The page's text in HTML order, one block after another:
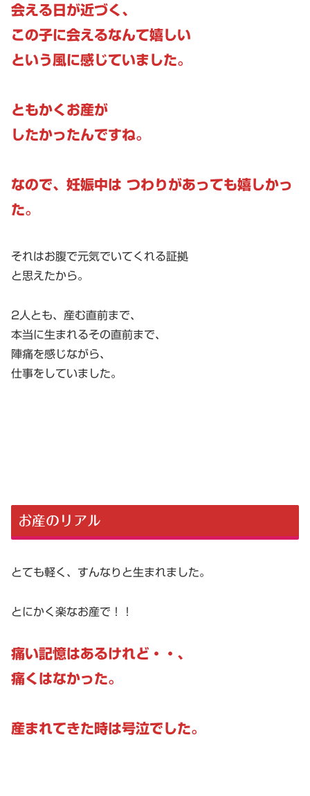
会える日が近づく、
この子に会えるなんて嬉しい
という風に感じていました。
ともかくお産が
したかったんですね。
なので、妊娠中は つわりがあっても嬉しかっ
た。
それはお腹で元気でいてくれる証拠
と思えたから。
2人とも、産む直前まで、
本当に生まれるその直前まで、
陣痛を感じながら、
仕事をしていました。
お産のリアル
とても軽く、すんなりと生まれました。
とにかく楽なお産で！！
痛い記憶はあるけれど・・、
痛くはなかった。
産まれてきた時は号泣でした。